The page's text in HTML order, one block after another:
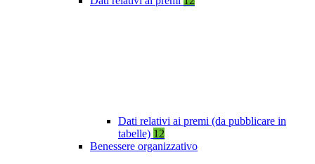
Dati relativi ai premi (da pubblicare in
tabelle) 12
Benessere organizzativo